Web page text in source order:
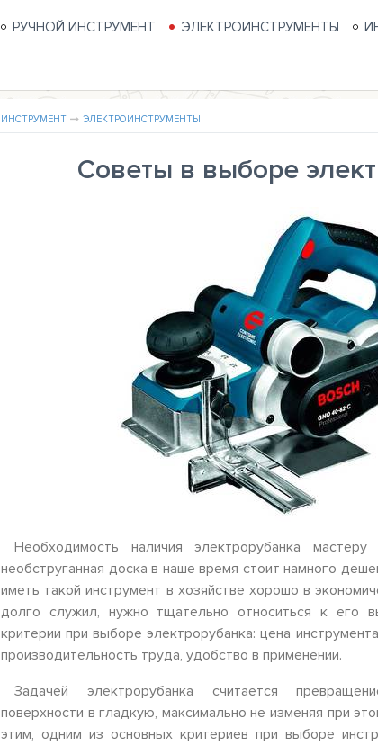
РУЧНОЙ ИНСТРУМЕНТ ЭЛЕКТРОИНСТРУМЕНТЫ
ИНСТРУМЕНТ ЭЛЕКТРОИНСТРУМЕНТЫ
Советы в выборе
Необходимость наличия электрорубанка
необструганная доска в наше время стоит намного
иметь такой инструмент в хозяйстве хорошо в
долго служил, нужно тщательно относиться к его
критерии при выборе электрорубанка: цена
производительность труда, удобство в применении.
Задачей электрорубанка считается
поверхности в гладкую, максимально не изменяя при
этим, одним из основных критериев при выборе